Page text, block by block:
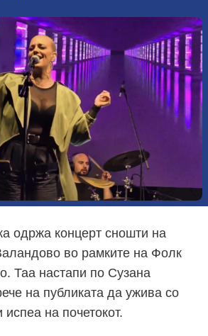
одржа концерт сношти на
во рамките на Фолк
Таа настапи по Сузана
на публиката да ужива со
испеа на почетокот.